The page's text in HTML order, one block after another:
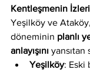
Kentleşmenin İzleri
Yeşilköy ve
döneminin planlı
anlayışını yansıtan
Yeşilköy: Eski